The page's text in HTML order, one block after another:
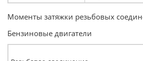
Моменты затяжки резьбовых
Бензиновые двигатели